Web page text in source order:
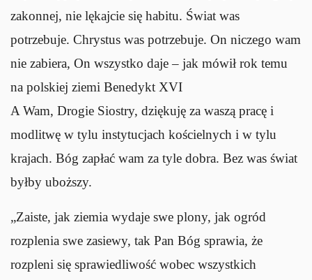
zakonnej, nie lękajcie się habitu. Świat was
potrzebuje. Chrystus was potrzebuje. On niczego wam
nie zabiera, On wszystko daje – jak mówił rok temu
na polskiej ziemi Benedykt XVI
A Wam, Drogie Siostry, dziękuję za waszą pracę i
modlitwę w tylu instytucjach kościelnych i w tylu
krajach. Bóg zapłać wam za tyle dobra. Bez was świat
byłby uboższy.
„Zaiste, jak ziemia wydaje swe plony, jak ogród
rozplenia swe zasiewy, tak Pan Bóg sprawia, że
rozpleni się sprawiedliwość wobec wszystkich